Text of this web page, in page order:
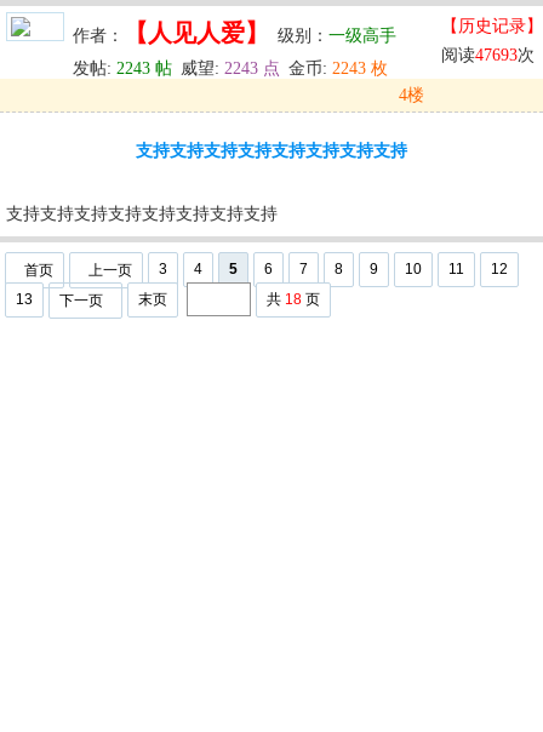
作者： 【人见人爱】 级别： 一级高手
发帖: 2243 帖 威望: 2243 点 金币: 2243 枚
【历史记录】
阅读47693次
4楼
支持支持支持支持支持支持支持支持
支持支持支持支持支持支持支持支持
首页 上一页 3 4 5 6 7 8 9 10 11
12
13
下一页 末页 共 18 页